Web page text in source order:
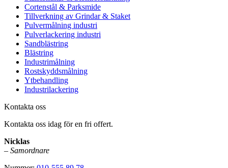
Cortenstål & Parksmide
Tillverkning av Grindar & Staket
Pulvermålning industri
Pulverlackering industri
Sandblästring
Blästring
Industrimålning
Rostskyddsmålning
Ytbehandling
Industrilackering
Kontakta oss
Kontakta oss idag för en fri offert.
Nicklas
– Samordnare